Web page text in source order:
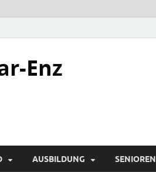
Enz
AUSBILDUNG SENIOREN